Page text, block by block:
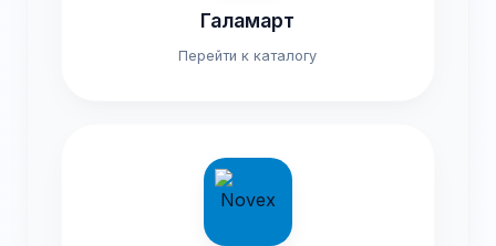
Галамарт
Перейти к каталогу